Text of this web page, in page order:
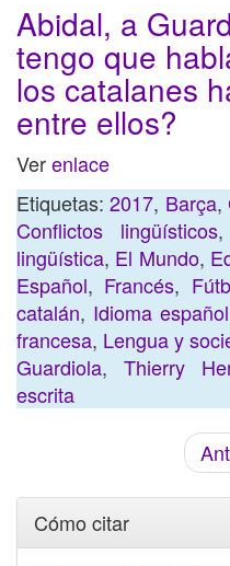
Abidal, a
tengo que
los catalanes
entre ellos?
Verenlace
Etiquetas:2017, Barça,
Conflictos lingüísticos,
lingüística, El Mundo,
Español, Francés,
catalán, Idioma español
francesa, Lengua y
Guardiola,Thierry
escrita
Cómo citar